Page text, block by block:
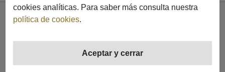
cookies analíticas. Para saber más consulta nuestra
política de cookies.
Aceptar y cerrar
Nuestros Asesores Inmobiliarios están a tu entera